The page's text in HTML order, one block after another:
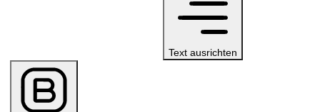
Text ausrichten